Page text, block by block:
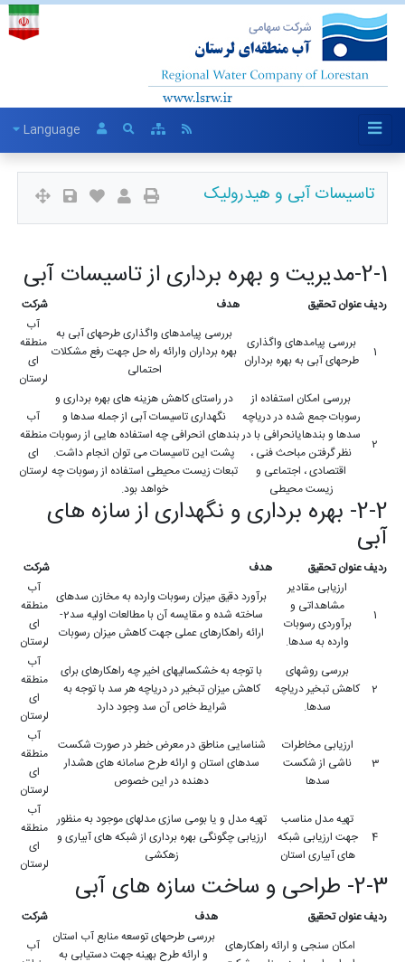
Language
تاسیسات آبی و هیدرولیک
2-1-مدیریت و بهره برداری از تاسیسات آبی
ردیفعنوان تحقیق هدف شرکت
1
بررسی پیامدهای واگذاری
طرحهای آبی به بهره برداران
بررسی پیامدهای واگذاری طرحهای آبی به
بهره برداران وارائه راه حل جهت رفع مشکلات
احتمالی
آب
منطقه
ای
لرستان
2
بررسی امکان استفاده از
رسوبات جمع شده در دریاچه
سدها و بندهایانحرافی با در
نظر گرفتن مباحث فنی ،
اقتصادی ، اجتماعی و
زیست محیطی
در راستای کاهش هزینه های بهره برداری و
نگهداری تاسیسات آبی از جمله سدها و
بندهای انحرافی چه استفاده هایی از رسوبات
پشت این تاسیسات می توان انجام داشت.
تبعات زیست محیطی استفاده از رسوبات چه
خواهد بود.
آب
منطقه
ای
لرستان
2-2- بهره برداری و نگهداری از سازه های
آبی
ردیفعنوان تحقیق هدف شرکت
1
ارزیابی مقادیر
مشاهداتی و
برآوردی رسوبات
وارده به سدها.
برآورد دقیق میزان رسوبات وارده به مخازن سدهای
ساخته شده و مقایسه آن با مطالعات اولیه سد2-
ارائه راهکارهای عملی جهت کاهش میزان رسوبات
آب
منطقه
ای
لرستان
2
بررسی روشهای
کاهش تبخیر دریاچه
سدها.
با توجه به خشکسالیهای اخیر چه راهکارهای برای
کاهش میزان تبخیر در دریاچه هر سد با توجه به
شرایط خاص آن سد وجود دارد
آب
منطقه
ای
لرستان
3
ارزیابی مخاطرات
ناشی از شکست
سدها
شناسایی مناطق در معرض خطر در صورت شکست
سدهای استان و ارائه طرح سامانه های هشدار
دهنده در این خصوص
آب
منطقه
ای
لرستان
4
تهیه مدل مناسب
جهت ارزیابی شبکه
های آبیاری استان
تهیه مدل و یا بومی سازی مدلهای موجود به منظور
ارزیابی چگونگی بهره برداری از شبکه های آبیاری و
زهکشی
آب
منطقه
ای
لرستان
2-3- طراحی و ساخت سازه های آبی
ردیفعنوان تحقیق هدف شرکت
امکان سنجی و ارائه راهکارهای بررسی طرحهای توسعه منابع آب استان
و ارائه طرح بهینه جهت دستیابی به
آب